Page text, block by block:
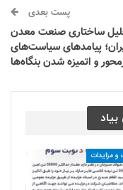
پست بعدی
ساختاری صنعت معدن
پیامدهای سیاست‌های
و اتمیزه شدن بنگاه‌ها
و مزایدات